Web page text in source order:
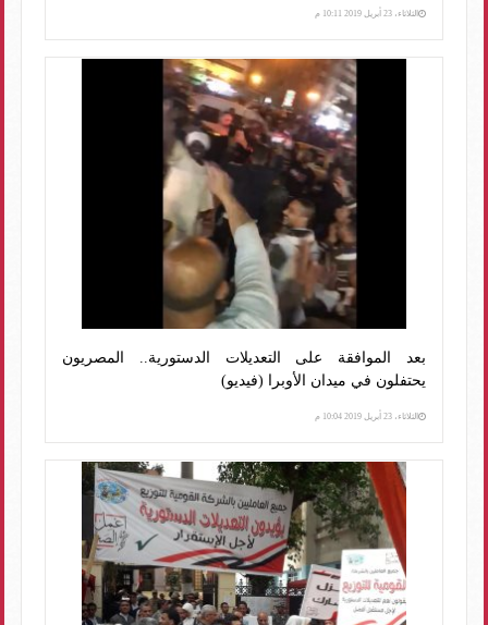
الثلاثاء، 23 أبريل 2019 10:11 م
بعد الموافقة على التعديلات الدستورية.. المصريون
يحتفلون في ميدان الأوبرا (فيديو)
الثلاثاء، 23 أبريل 2019 10:04 م